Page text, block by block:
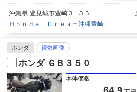
沖縄県 豊見城市豊崎３−３６
Ｈｏｎｄａ Ｄｒｅａｍ沖縄豊崎
ホンダ 複数画像
ホンダ ＧＢ３５０
本体価格